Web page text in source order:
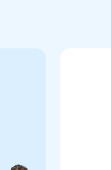
Nr 1: JB
bezpiecznych i
Nasz doświadczony